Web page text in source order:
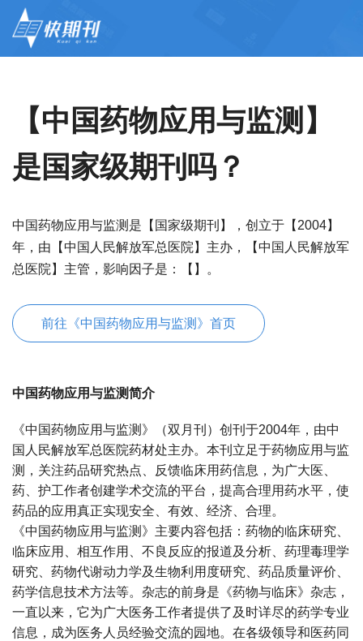
【中国药物应用与监测】
是国家级期刊吗？
中国药物应用与监测是【国家级期刊】，创立于【2004】
年，由【中国人民解放军总医院】主办，【中国人民解放军
总医院】主管，影响因子是：【】。
前往《中国药物应用与监测》首页
中国药物应用与监测简介
《中国药物应用与监测》（双月刊）创刊于2004年，由中
国人民解放军总医院药材处主办。本刊立足于药物应用与监
测，关注药品研究热点、反馈临床用药信息，为广大医、
药、护工作者创建学术交流的平台，提高合理用药水平，使
药品的应用真正实现安全、有效、经济、合理。
《中国药物应用与监测》主要内容包括：药物的临床研究、
临床应用、相互作用、不良反应的报道及分析、药理毒理学
研究、药物代谢动力学及生物利用度研究、药品质量评价、
药学信息技术方法等。杂志的前身是《药物与临床》杂志，
一直以来，它为广大医务工作者提供了及时详尽的药学专业
信息，成为医务人员经验交流的园地。在各级领导和医药同